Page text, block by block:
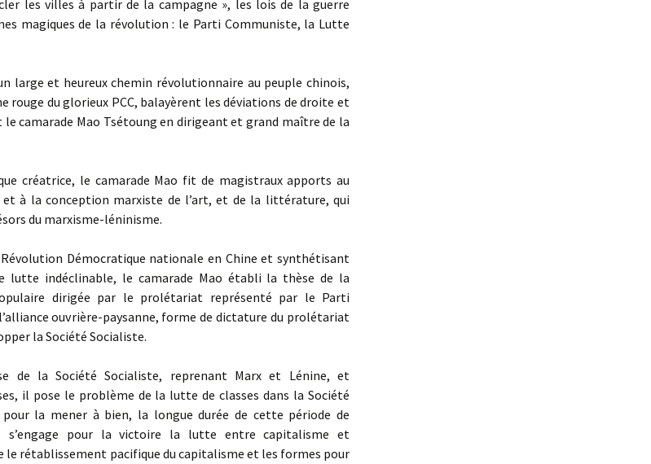
les villes à partir de la campagne », les lois de la guerre
magiques de la révolution : le Parti Communiste, la Lutte
large et heureux chemin révolutionnaire au peuple chinois,
du glorieux PCC, balayèrent les déviations de droite et
camarade Mao Tsétoung en dirigeant et grand maître de la
créatrice, le camarade Mao fit de magistraux apports au
à la conception marxiste de l’art, et de la littérature, qui
du marxisme-léninisme.
Démocratique nationale en Chine et synthétisant
lutte indéclinable, le camarade Mao établi la thèse de la
dirigée par le prolétariat représenté par le Parti
ouvrière-paysanne, forme de dictature du prolétariat
la Société Socialiste.
de la Société Socialiste, reprenant Marx et Lénine, et
il pose le problème de la lutte de classes dans la Société
la mener à bien, la longue durée de cette période de
s’engage pour la victoire la lutte entre capitalisme et
rétablissement pacifique du capitalisme et les formes pour